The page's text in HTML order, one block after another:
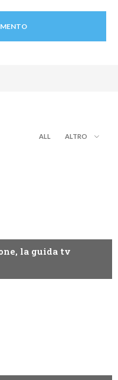
ALL ALTRO
la guida tv